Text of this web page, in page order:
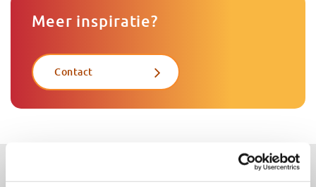
Meer inspiratie?
Contact